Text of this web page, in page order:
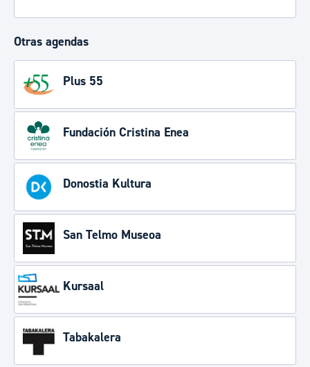
Otras agendas
Plus 55
Fundación Cristina Enea
Donostia Kultura
San Telmo Museoa
Kursaal
Tabakalera